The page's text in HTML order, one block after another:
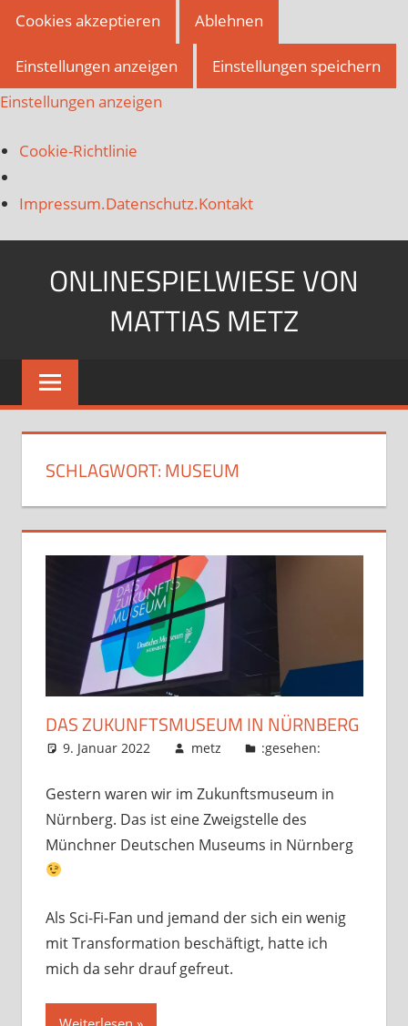
Cookies akzeptieren Ablehnen
Einstellungen anzeigen
Einstellungen speichern
Einstellungen anzeigen
Cookie-Richtlinie
Impressum.Datenschutz.Kontakt
ONLINESPIELWIESE VON
MATTIAS METZ
Pfadfinder.
SciFi-
Gärtner?
SCHLAGWORT:MUSEUM
DAS ZUKUNFTSMUSEUM IN NÜRNBERG
9. Januar 2022 metz :gesehen:
Gestern waren wir im Zukunftsmuseum in
Nürnberg. Das ist eine Zweigstelle des
Münchner Deutschen Museums in Nürnberg
Als Sci-Fi-Fan und jemand der sich ein wenig
mit Transformation beschäftigt, hatte ich
mich da sehr drauf gefreut.